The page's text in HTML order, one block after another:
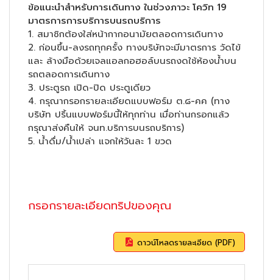
ข้อแนะนำสำหรับการเดินทาง ในช่วงภาวะ โควิท 19
มาตรการการบริการบนรถบริการ
1. สมาชิกต้องใส่หน้ากากอนามัยตลอดการเดินทาง
2. ก่อนขึ้น-ลงรถทุกครั้ง ทางบริษัทจะมีมาตรการ วัดไข้
และ ล้างมือด้วยเจลแอลกอฮอล์บนรถงดใช้ห้องน้ำบน
รถตลอดการเดินทาง
3. ประตูรถ เปิด-ปิด ประตูเดียว
4. กรุณากรอกรายละเอียดแบบฟอร์ม ต.๘-คค (ทาง
บริษัท ปริ้นแบบฟอร์มนี้ให้ทุกท่าน เมื่อท่านกรอกแล้ว
กรุณาส่งคืนให้ จนท.บริการบนรถบริการ)
5. น้ำดื่ม/น้ำเปล่า แจกให้วันละ 1 ขวด
กรอกรายละเอียดทริปของคุณ
ดาวน์โหลดรายละเอียด (PDF)